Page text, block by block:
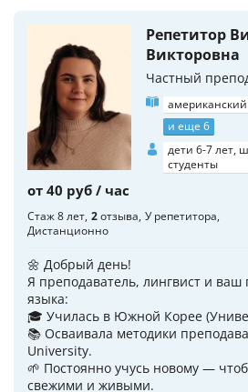
Репетитор
Викторовна
Частный
американский
и еще 6
дети 6-7 лет,
студенты
от 40 руб / час
Стаж 8 лет 2отзыва У репетитора
Дистанционно
🌼 Добрый день!
Я преподаватель, лингвист и
языка:
🎓 Училась в Южной Корее
📚 Осваивала методики
University.
🌱 Постоянно учусь новому —
свежими и живыми.